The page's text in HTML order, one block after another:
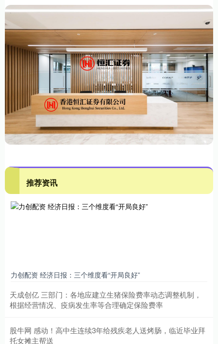
推荐资讯
力创配资 经济日报：三个维度看“开局良好”
天成创亿 三部门：各地应建立生猪保险费率动态调整机制，
根据经营情况、疫病发生率等合理确定保险费率
股牛网 感动！高中生连续3年给残疾老人送烤肠，临近毕业拜
托女摊主帮送